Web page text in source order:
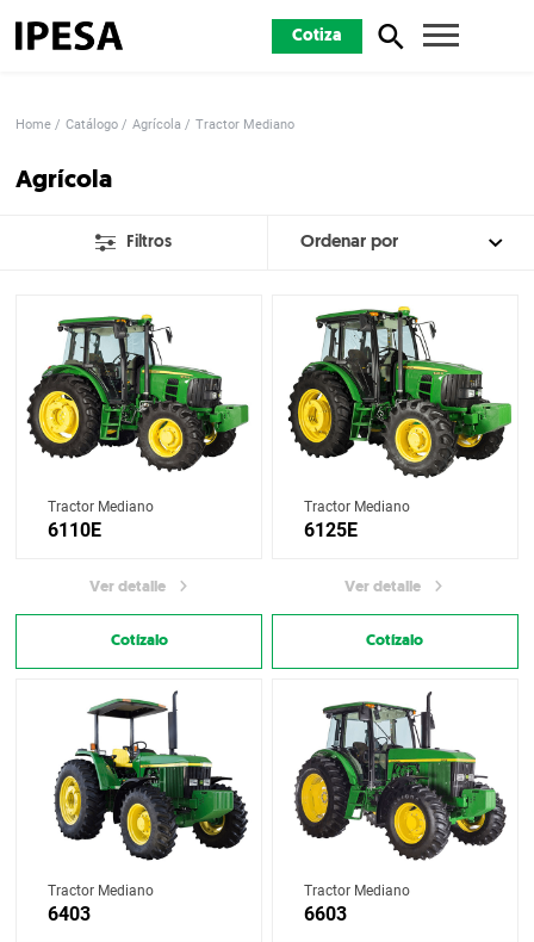
Cotiza
Home Catálogo Agrícola Tractor Mediano
Agrícola
Filtros
Tractor Mediano
6110E
Ver detalle
Cotízalo
Tractor Mediano
6125E
Ver detalle
Cotízalo
Tractor Mediano
6403
Tractor Mediano
6603